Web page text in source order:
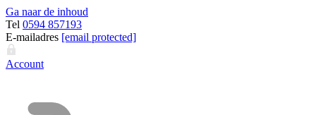
Ga naar de inhoud
Tel 0594 857193
E-mailadres [email protected]
Account